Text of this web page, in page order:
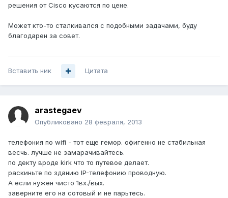
решения от Cisco кусаются по цене.
Может кто-то сталкивался с подобными задачами, буду
благодарен за совет.
Вставить ник Цитата
arastegaev
Опубликовано 28 февраля, 2013
телефония по wifi - тот еще гемор. офигенно не стабильная
весчь. лучше не замарачивайтесь.
по декту вроде kirk что то путевое делает.
раскиньте по зданию IP-телефонию проводную.
А если нужен чисто 1вх./вых.
заверните его на сотовый и не парьтесь.